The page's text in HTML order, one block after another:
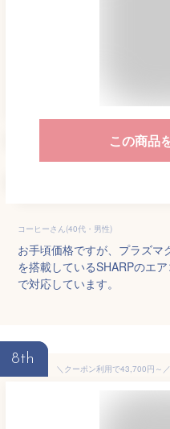
この商品
コーヒーさん(40代・男性)
お手頃価格ですが、プラズ
を搭載しているSHARPのエ
で対応しています。
8th